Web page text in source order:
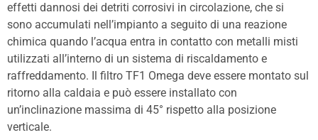
effetti dannosi dei detriti corrosivi in circolazione, che si
sono accumulati nell’impianto a seguito di una reazione
chimica quando l’acqua entra in contatto con metalli misti
utilizzati all’interno di un sistema di riscaldamento e
raffreddamento. Il filtro TF1 Omega deve essere montato sul
ritorno alla caldaia e può essere installato con
un’inclinazione massima di 45° rispetto alla posizione
verticale.